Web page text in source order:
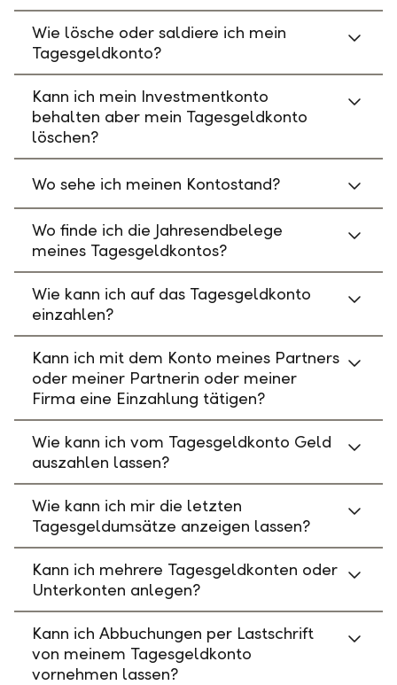
Wie lösche oder saldiere ich mein
Tagesgeldkonto?
Kann ich mein Investmentkonto
behalten aber mein Tagesgeldkonto
löschen?
Wo sehe ich meinen Kontostand?
Wo finde ich die Jahresendbelege
meines Tagesgeldkontos?
Wie kann ich auf das Tagesgeldkonto
einzahlen?
Kann ich mit dem Konto meines Partners
oder meiner Partnerin oder meiner
Firma eine Einzahlung tätigen?
Wie kann ich vom Tagesgeldkonto Geld
auszahlen lassen?
Wie kann ich mir die letzten
Tagesgeldumsätze anzeigen lassen?
Kann ich mehrere Tagesgeldkonten oder
Unterkonten anlegen?
Kann ich Abbuchungen per Lastschrift
von meinem Tagesgeldkonto
vornehmen lassen?